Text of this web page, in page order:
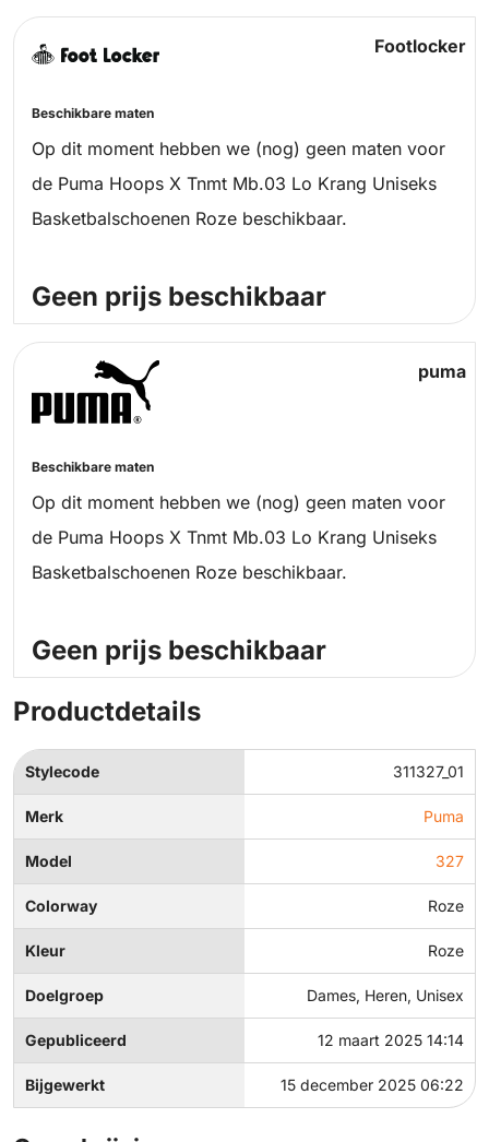
Footlocker
Beschikbare maten
Op dit moment hebben we (nog) geen maten voor
de Puma Hoops X Tnmt Mb.03 Lo Krang Uniseks
Basketbalschoenen Roze beschikbaar.
Geen prijs beschikbaar
puma
Beschikbare maten
Op dit moment hebben we (nog) geen maten voor
de Puma Hoops X Tnmt Mb.03 Lo Krang Uniseks
Basketbalschoenen Roze beschikbaar.
Geen prijs beschikbaar
Productdetails
Stylecode 311327_01
Merk Puma
Model 327
Colorway Roze
Kleur Roze
Doelgroep Dames, Heren, Unisex
Gepubliceerd 12 maart 2025 14:14
Bijgewerkt 15 december 2025 06:22